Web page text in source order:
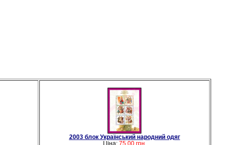
2003 блок Український народний одяг
Ціна: 75.00 грн.